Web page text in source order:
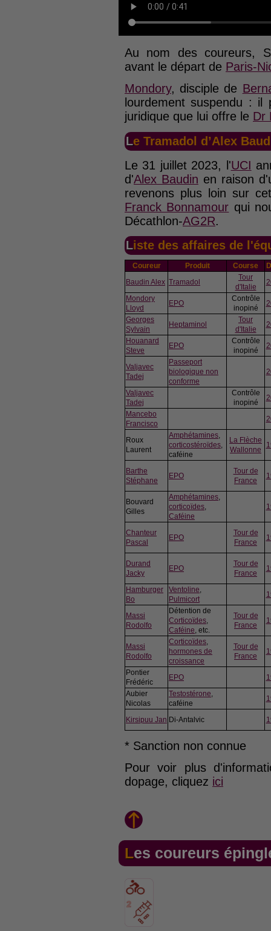
Au nom des coureurs,
avant le départ de Paris-
Mondory, disciple de
lourdement suspendu : il
juridique que lui offre le Dr
Le Tramadol d’Alex
Le 31 juillet 2023, l'UCI
d'Alex Baudin en raison
revenons plus loin sur
Franck Bonnamour qui
Décathlon-AG2R.
Liste des affaires de
Coureur Produit Course
Baudin Alex Tramadol
Tour
d'Italie
Mondory
Lloyd
EPO
Contrôle
inopiné
Georges
Sylvain
Heptaminol
Tour
d'Italie
Houanard
Steve
EPO
Contrôle
inopiné
Valjavec
Tadej
Passeport
biologique non
conforme
Valjavec
Tadej
Contrôle
inopiné
Mancebo
Francisco
Roux
Laurent
Amphétamines,
corticostéroïdes,
caféine
La Flèche
Wallonne
Barthe
Stéphane
EPO
Tour de
France
Bouvard
Gilles
Amphétamines,
corticoïdes,
Caféine
Chanteur
Pascal
EPO
Tour de
France
Durand
Jacky
EPO
Tour de
France
Hamburger
Bo
Ventoline,
Pulmicort
Massi
Rodolfo
Détention de
Corticoïdes,
Caféine, etc.
Tour de
France
Massi
Rodolfo
Corticoïdes,
hormones de
croissance
Tour de
France
Pontier
Frédéric
EPO
Aubier
Nicolas
Testostérone,
caféine
Kirsipuu Jan Di-Antalvic
* Sanction non connue
Pour voir plus
dopage, cliquez ici
Les coureurs